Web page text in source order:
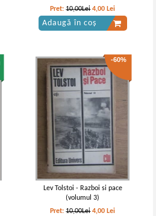
Pret:10,00Lei 4,00 Lei
Adaugă în coș
-60%
Lev Tolstoi - Razboi si pace
(volumul 3)
Pret:10,00Lei 4,00 Lei